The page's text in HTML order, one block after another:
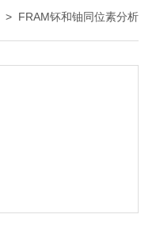
> FRAM钚和铀同位素分析